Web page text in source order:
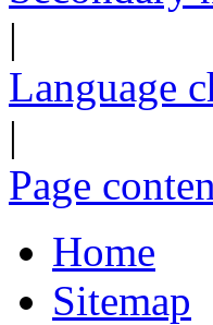
|
Language
|
Page
Home
Sitemap